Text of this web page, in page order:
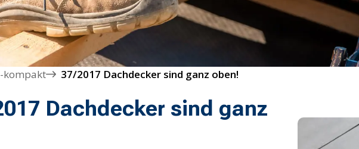
kompakt 37/2017 Dachdecker sind ganz oben!
Dachdecker sind ganz